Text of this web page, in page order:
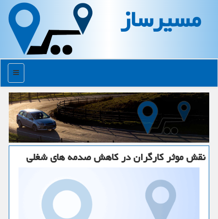
مسیرساز
منو
نقش موثر كارگران در كاهش صدمه های شغلی